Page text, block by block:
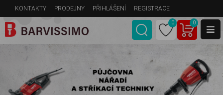
KONTAKTY PRODEJNY PŘIHLÁŠENÍ REGISTRACE
0 0